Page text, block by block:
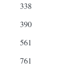
338
390
561
761